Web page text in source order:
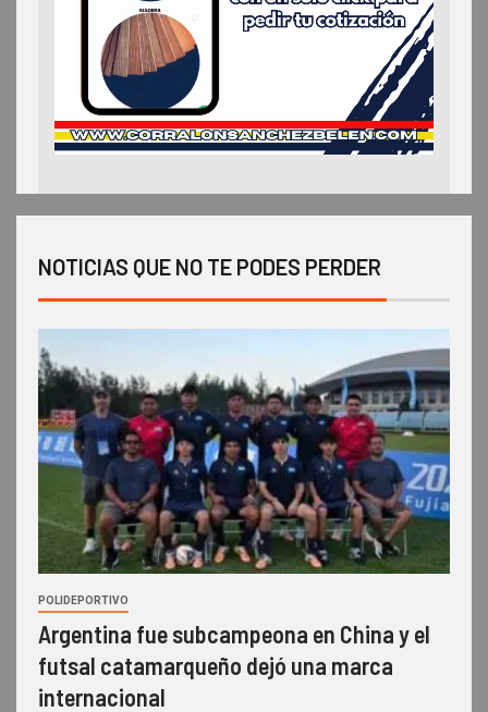
NOTICIAS QUE NO TE PODES PERDER
POLIDEPORTIVO
Argentina fue subcampeona en China y el
futsal catamarqueño dejó una marca
internacional